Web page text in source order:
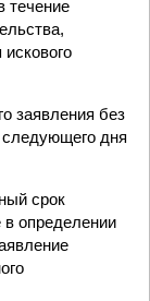
течение
заявления без
следующего дня
срок
в определении